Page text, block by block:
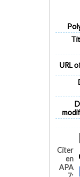
URL
Citer
en
APA